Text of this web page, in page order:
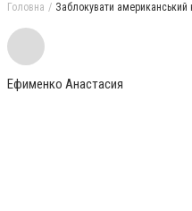
Головна Заблокувати американський
Ефименко Анастасия